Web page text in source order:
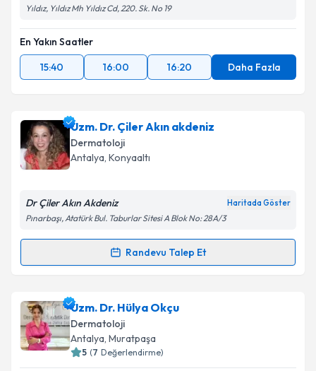
Yıldız, Yıldız Mh Yıldız Cd, 220. Sk. No 19
En Yakın Saatler
15:40
16:00 16:20 Daha Fazla
Uzm. Dr. Çiler Akın akdeniz
Dermatoloji
Antalya, Konyaaltı
Dr Çiler Akın Akdeniz Haritada Göster
Pınarbaşı, Atatürk Bul. Taburlar Sitesi A Blok No: 28A/3
Randevu Talep Et
Randevu Takvimi Talebi
Uzm. Dr. Çiler Akın akdeniz
talebi oluşturun. Size bu uzmandan randevu almanız
için bir takvim hazırlandığında e-posta ile
bilgilendireceğiz.
Uzm. Dr. Hülya Okçu
Dermatoloji
Antalya, Muratpaşa
5 (7 Değerlendirme)